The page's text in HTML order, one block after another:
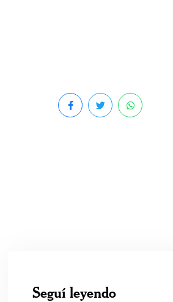
Seguí leyendo